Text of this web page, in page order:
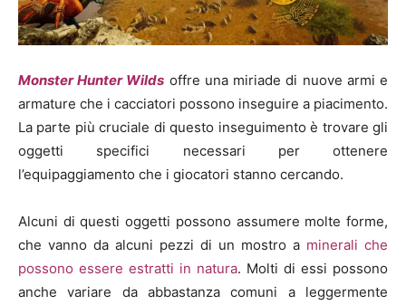
Monster Hunter Wilds offre una miriade di nuove armi e
armature che i cacciatori possono inseguire a piacimento.
La parte più cruciale di questo inseguimento è trovare gli
oggetti specifici necessari per ottenere
l’equipaggiamento che i giocatori stanno cercando.
Alcuni di questi oggetti possono assumere molte forme,
che vanno da alcuni pezzi di un mostro a minerali che
possono essere estratti in natura. Molti di essi possono
anche variare da abbastanza comuni a leggermente